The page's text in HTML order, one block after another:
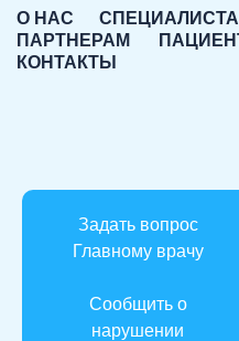
О НАС
ПАРТНЕРАМ
КОНТАКТЫ
Задать вопрос
Главному врачу
Сообщить о
нарушении